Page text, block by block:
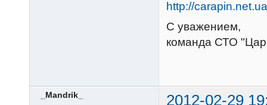
http://
С уважением,
команда СТО
_Mandrik_ 2012-02-29